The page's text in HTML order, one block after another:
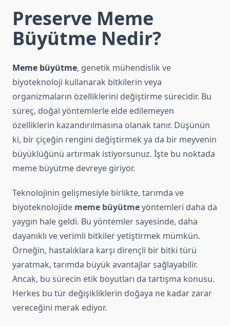
Preserve Meme
Büyütme Nedir?
Meme büyütme, genetik mühendislik ve
biyoteknoloji kullanarak bitkilerin veya
organizmaların özelliklerini değiştirme sürecidir. Bu
süreç, doğal yöntemlerle elde edilemeyen
özelliklerin kazandırılmasına olanak tanır. Düşünün
ki, bir çiçeğin rengini değiştirmek ya da bir meyvenin
büyüklüğünü artırmak istiyorsunuz. İşte bu noktada
meme büyütme devreye giriyor.
Teknolojinin gelişmesiyle birlikte, tarımda ve
biyoteknolojide meme büyütmeyöntemleri daha da
yaygın hale geldi. Bu yöntemler sayesinde, daha
dayanıklı ve verimli bitkiler yetiştirmek mümkün.
Örneğin, hastalıklara karşı dirençli bir bitki türü
yaratmak, tarımda büyük avantajlar sağlayabilir.
Ancak, bu sürecin etik boyutları da tartışma konusu.
Herkes bu tür değişikliklerin doğaya ne kadar zarar
vereceğini merak ediyor.